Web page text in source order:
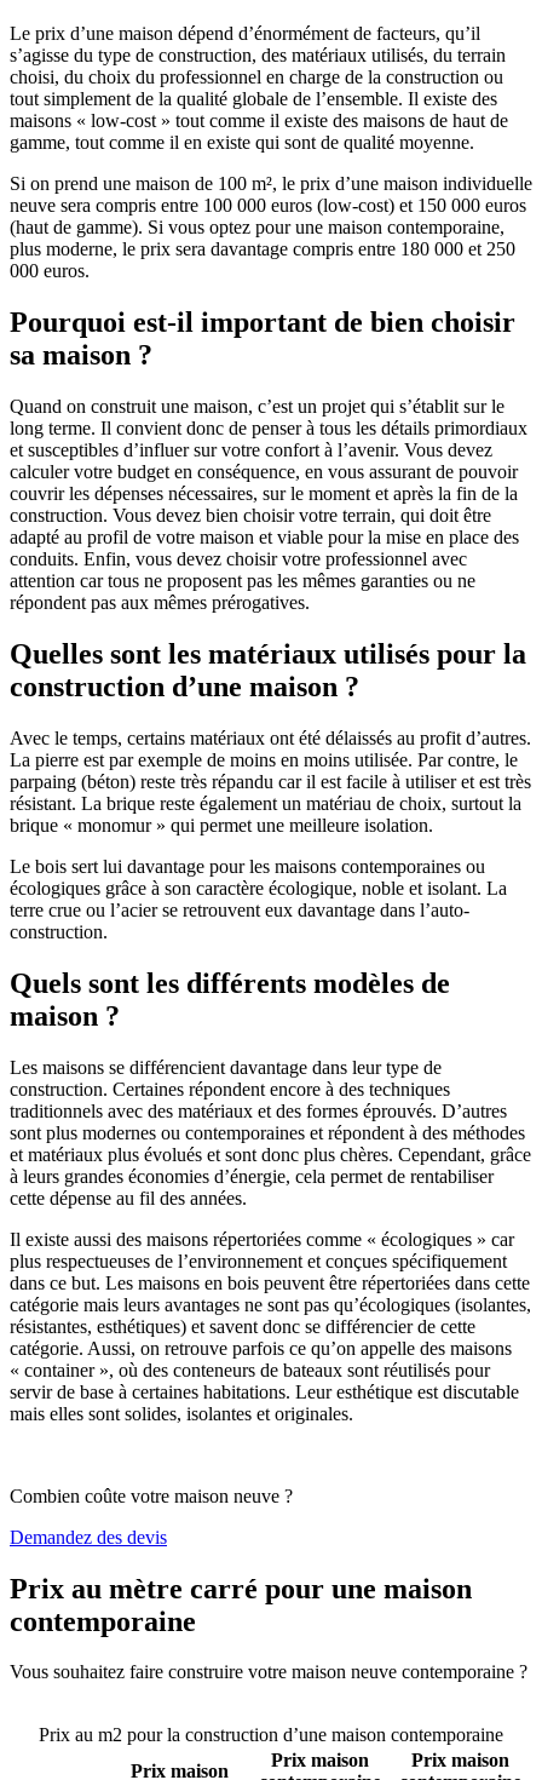
Le prix d’une maison dépend d’énormément de facteurs, qu’il
s’agisse du type de construction, des matériaux utilisés, du terrain
choisi, du choix du professionnel en charge de la construction ou
tout simplement de la qualité globale de l’ensemble. Il existe des
maisons « low-cost » tout comme il existe des maisons de haut de
gamme, tout comme il en existe qui sont de qualité moyenne.
Si on prend une maison de 100 m², le prix d’une maison individuelle
neuve sera compris entre 100 000 euros (low-cost) et 150 000 euros
(haut de gamme). Si vous optez pour une maison contemporaine,
plus moderne, le prix sera davantage compris entre 180 000 et 250
000 euros.
Pourquoi est-il important de bien choisir
sa maison ?
Quand on construit une maison, c’est un projet qui s’établit sur le
long terme. Il convient donc de penser à tous les détails primordiaux
et susceptibles d’influer sur votre confort à l’avenir. Vous devez
calculer votre budget en conséquence, en vous assurant de pouvoir
couvrir les dépenses nécessaires, sur le moment et après la fin de la
construction. Vous devez bien choisir votre terrain, qui doit être
adapté au profil de votre maison et viable pour la mise en place des
conduits. Enfin, vous devez choisir votre professionnel avec
attention car tous ne proposent pas les mêmes garanties ou ne
répondent pas aux mêmes prérogatives.
Quelles sont les matériaux utilisés pour la
construction d’une maison ?
Avec le temps, certains matériaux ont été délaissés au profit d’autres.
La pierre est par exemple de moins en moins utilisée. Par contre, le
parpaing (béton) reste très répandu car il est facile à utiliser et est très
résistant. La brique reste également un matériau de choix, surtout la
brique « monomur » qui permet une meilleure isolation.
Le bois sert lui davantage pour les maisons contemporaines ou
écologiques grâce à son caractère écologique, noble et isolant. La
terre crue ou l’acier se retrouvent eux davantage dans l’auto-
construction.
Quels sont les différents modèles de
maison ?
Les maisons se différencient davantage dans leur type de
construction. Certaines répondent encore à des techniques
traditionnels avec des matériaux et des formes éprouvés. D’autres
sont plus modernes ou contemporaines et répondent à des méthodes
et matériaux plus évolués et sont donc plus chères. Cependant, grâce
à leurs grandes économies d’énergie, cela permet de rentabiliser
cette dépense au fil des années.
Il existe aussi des maisons répertoriées comme « écologiques » car
plus respectueuses de l’environnement et conçues spécifiquement
dans ce but. Les maisons en bois peuvent être répertoriées dans cette
catégorie mais leurs avantages ne sont pas qu’écologiques (isolantes,
résistantes, esthétiques) et savent donc se différencier de cette
catégorie. Aussi, on retrouve parfois ce qu’on appelle des maisons
« container », où des conteneurs de bateaux sont réutilisés pour
servir de base à certaines habitations. Leur esthétique est discutable
mais elles sont solides, isolantes et originales.
Combien coûte votre maison neuve ?
Demandez des devis
Prix au mètre carré pour une maison
contemporaine
Vous souhaitez faire construire votre maison neuve contemporaine ?
Prix au m2 pour la construction d’une maison contemporaine
Prix maison
Prix maison
Prix maison